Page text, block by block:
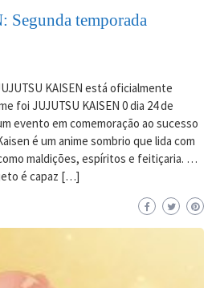
Segunda temporada
KAISEN está oficialmente
foi JUJUTSU KAISEN 0 dia 24 de
evento em comemoração ao sucesso
é um anime sombrio que lida com
maldições, espíritos e feitiçaria. …
é capaz […]